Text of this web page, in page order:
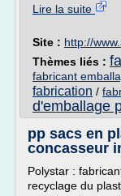
Lire la suite
Site : http://
Thèmes liés :
fabricant
fabrication /
d'emballage
pp sacs en
concasseur
Polystar :
recyclage du